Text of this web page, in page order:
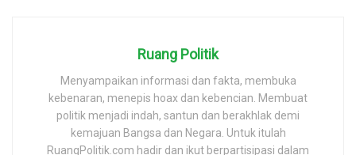
Ruang Politik
Menyampaikan informasi dan fakta, membuka
kebenaran, menepis hoax dan kebencian. Membuat
politik menjadi indah, santun dan berakhlak demi
kemajuan Bangsa dan Negara. Untuk itulah
RuangPolitik.com hadir dan ikut berpartisipasi dalam